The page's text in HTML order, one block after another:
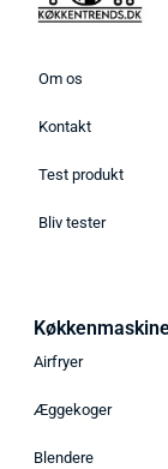
Om os
Kontakt
Test produkt
Bliv tester
2026
Airfryer
Æggekoger
Blendere